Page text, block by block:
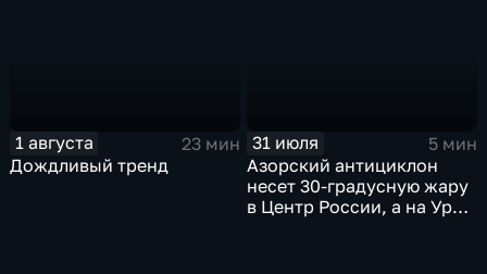
1 августа
23 мин
Дождливый тренд
31 июля
5 мин
Азорский антициклон
несет 30-градусную жару
в Центр России, а на Урал